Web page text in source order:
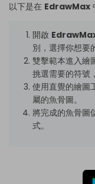
以下是在 EdrawMax
開啟
別，選擇你想要
雙擊範本進入繪
挑選需要的符號
使用直覺的繪圖
屬的魚骨圖。
將完成的魚骨圖
式。